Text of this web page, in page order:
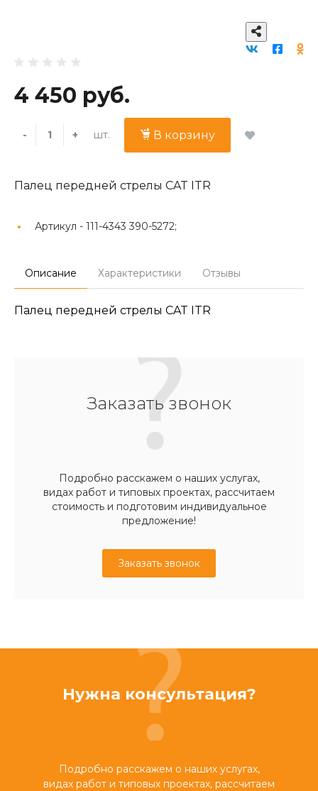
4 450 руб.
- + шт. В корзину
Палец передней стрелы CAT ITR
Артикул - 111-4343 390-5272;
Описание Характеристики Отзывы
Палец передней стрелы CAT ITR
Заказать звонок
Подробно расскажем о наших услугах,
видах работ и типовых проектах, рассчитаем
стоимость и подготовим индивидуальное
предложение!
Заказать звонок
Нужна консультация?
Подробно расскажем о наших услугах,
видах работ и типовых проектах, рассчитаем